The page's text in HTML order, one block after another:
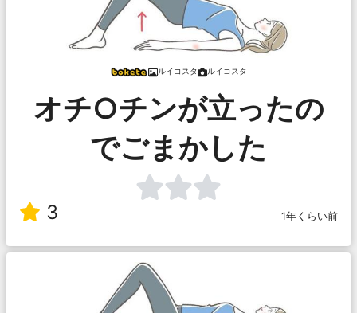
ルイコスタ ルイコスタ
オチ○チンが立ったの
でごまかした
3 1年くらい前